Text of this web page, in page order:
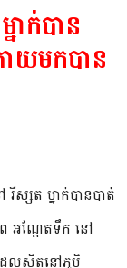
ាក់បាន
យមកបាន
ស្សត ម្នាក់បានបាត់
អណ្តែតទឹក នៅ
លស្ថិតនៅភូមិ